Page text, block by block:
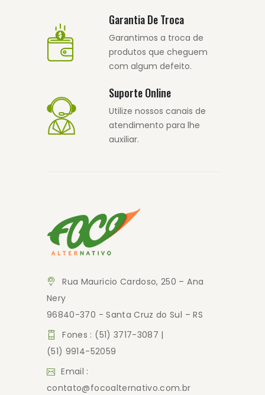
Garantia De Troca
Garantimos a troca de
produtos que cheguem
com algum defeito.
Suporte Online
Utilize nossos canais de
atendimento para lhe
auxiliar.
Rua Mauricio Cardoso, 250 – Ana
Nery
96840-370 - Santa Cruz do Sul – RS
Fones : (51) 3717-3087 |
(51) 9914-52059
Email :
contato@focoalternativo.com.br